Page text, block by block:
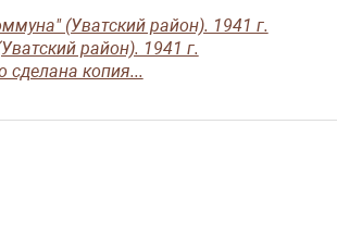
(Уватский район). 1941 г.
район). 1941 г.
сделана копия...